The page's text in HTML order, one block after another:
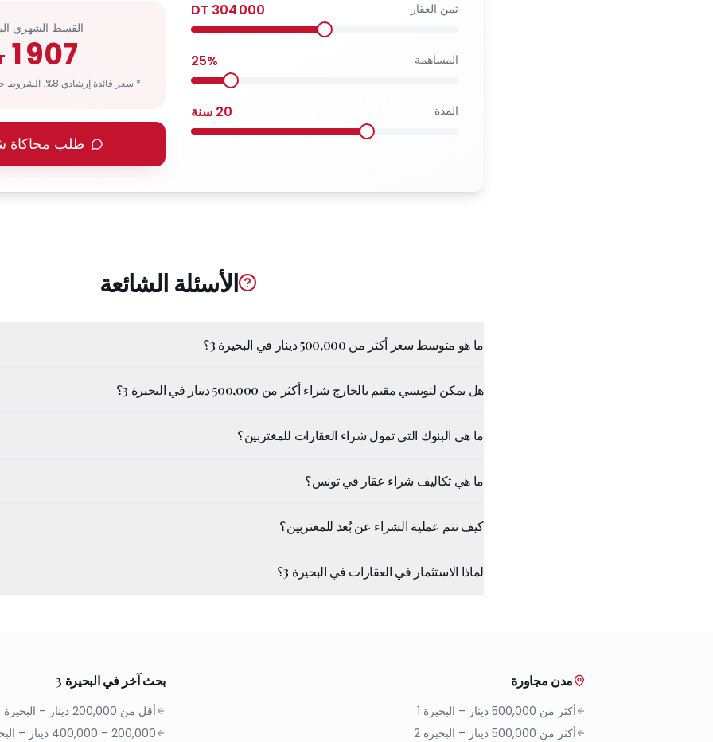
ثمن العقار 304 000
المساهمة 25%
المدة 20 سنة
القسط الشهري
1 907
* سعر فائدة إرشادي 8%. الشروط حسب ملف المغترب.
طلب محاكاة
الأسئلة الشائعة
ما هو متوسط سعر أكثر من 500,000 دينار في البحيرة 3؟
هل يمكن لتونسي مقيم بالخارج شراء أكثر من 500,000 دينار في البحيرة 3؟
ما هي البنوك التي تمول شراء العقارات للمغتربين؟
ما هي تكاليف شراء عقار في تونس؟
كيف تتم عملية الشراء عن بُعد للمغتربين؟
لماذا الاستثمار في العقارات في البحيرة 3؟
مدن مجاورة
أكثر من 500,000 دينار – البحيرة 1
أكثر من 500,000 دينار
– البحيرة 2
بحث آخر في البحيرة 3
أقل من 200,000 دينار – البحيرة 3
200,000 – 400,000 دينار
–